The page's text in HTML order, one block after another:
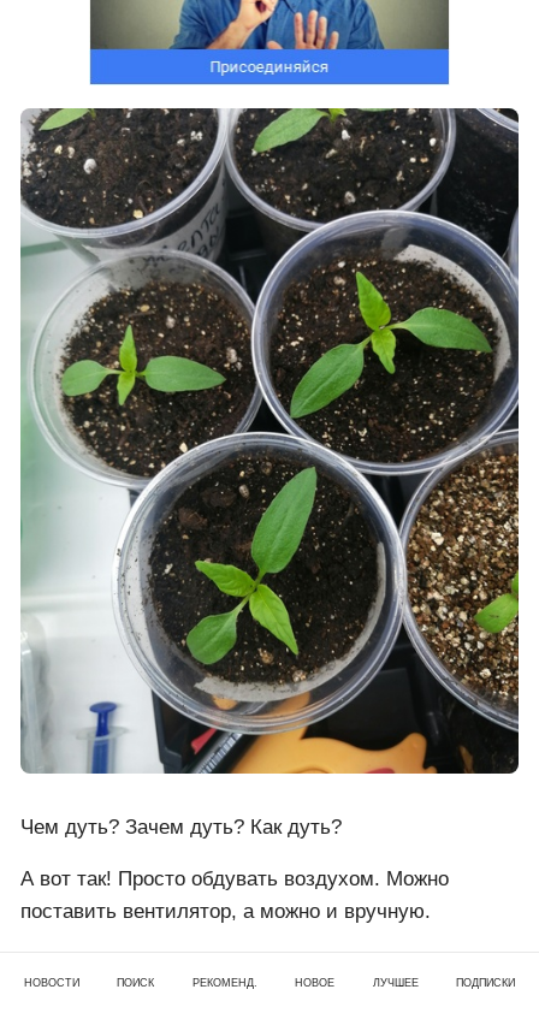
Чем дуть? Зачем дуть? Как дуть?
А вот так! Просто обдувать воздухом. Можно
поставить вентилятор, а можно и вручную.
немного сложнее относительно физических
НОВОСТИ ПОИСК РЕКОМЕНД. НОВОЕ ЛУЧШЕЕ ПОДПИСКИ